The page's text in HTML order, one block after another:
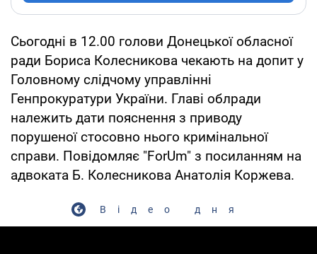
Сьогодні в 12.00 голови Донецької обласної
ради Бориса Колесникова чекають на допит у
Головному слідчому управлінні
Генпрокуратури України. Главі облради
належить дати пояснення з приводу
порушеної стосовно нього кримінальної
справи. Повідомляє "ForUm" з посиланням на
адвоката Б. Колесникова Анатолія Коржева.
Відео дня